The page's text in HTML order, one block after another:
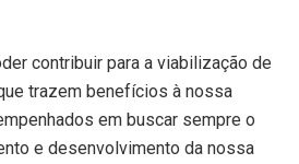
contribuir para a viabilização de
trazem benefícios à nossa
em buscar sempre o
e desenvolvimento da nossa